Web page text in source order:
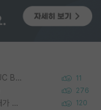
Korea University 수학, 컴퓨터과학 이학사, UC Berkeley 산업공학 대학원 공학박사가 되는 것은 쉽지 않겠죠? 11
276
대학원생들 교수에게 가스라이팅 당한 것은 이해가 갑니다. 안타깝네요. 120